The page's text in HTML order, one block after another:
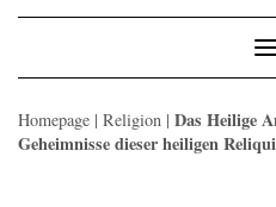
Homepage | Religion | Das Heilige
Geheimnisse dieser heiligen